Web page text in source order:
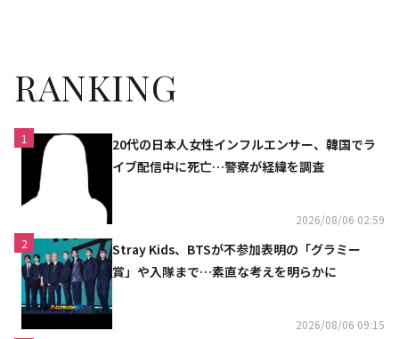
RANKING
1
20代の日本人女性インフルエンサー、韓国でラ
イブ配信中に死亡…警察が経緯を調査
2026/08/06 02:59
2
Stray Kids、BTSが不参加表明の「グラミー
賞」や入隊まで…素直な考えを明らかに
2026/08/06 09:15